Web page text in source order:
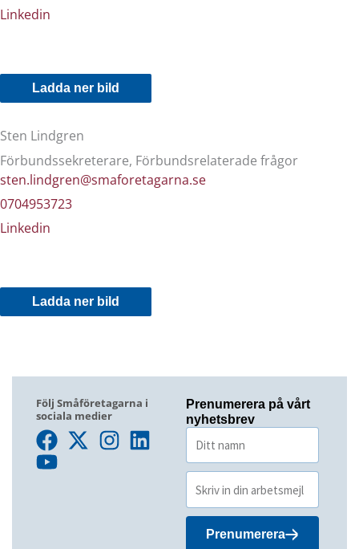
Linkedin
Ladda ner bild
Sten Lindgren
Förbundssekreterare, Förbundsrelaterade frågor
sten.lindgren@smaforetagarna.se
0704953723
Linkedin
Ladda ner bild
Följ Småföretagarna i
sociala medier
Prenumerera på vårt
nyhetsbrev
Prenumerera